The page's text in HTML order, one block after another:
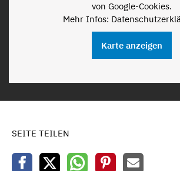
von Google-Cookies.
Mehr Infos:
Karte anzeigen
SEITE TEILEN